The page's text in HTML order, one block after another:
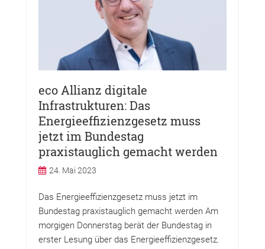
eco Allianz digitale
Infrastrukturen: Das
Energieeffizienzgesetz muss
jetzt im Bundestag
praxistauglich gemacht werden
24. Mai 2023
Das Energieeffizienzgesetz muss jetzt im
Bundestag praxistauglich gemacht werden Am
morgigen Donnerstag berät der Bundestag in
erster Lesung über das Energieeffizienzgesetz.